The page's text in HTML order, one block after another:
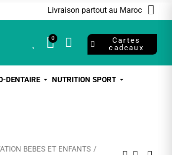
Livraison partout au Maroc
0
Cartes
cadeaux
DENTAIRE NUTRITION SPORT
BEBES ET ENFANTS